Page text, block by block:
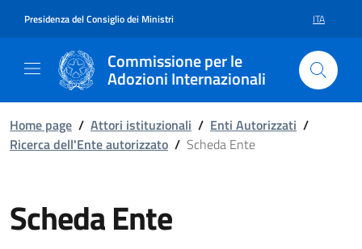
Presidenza del Consiglio dei Ministri ITA
Commissione per le
Adozioni Internazionali
Home page / Attori istituzionali / Enti Autorizzati /
Ricerca dell'Ente autorizzato / Scheda Ente
Scheda Ente